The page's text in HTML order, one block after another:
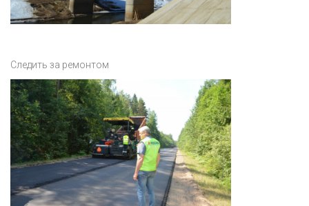
Следить за ремонтом